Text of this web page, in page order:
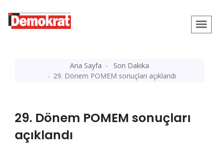
Ana Sayfa
Son Dakika
29. Dönem POMEM sonuçları açıklandı
29. Dönem POMEM sonuçları
açıklandı